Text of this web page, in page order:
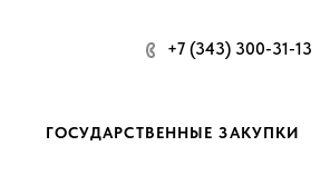
+7 (343) 300-31-13
ГОСУДАРСТВЕННЫЕ ЗАКУПКИ